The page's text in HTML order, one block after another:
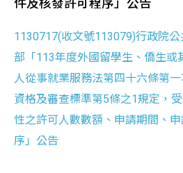
件及核發許可程序」公告
1130717(收文號113079)行政院
部「113年度外國留學生、僑生或
人從事就業服務法第四十六條第
資格及審查標準第5條之1規定，
性之許可人數數額、申請期間、
序」公告